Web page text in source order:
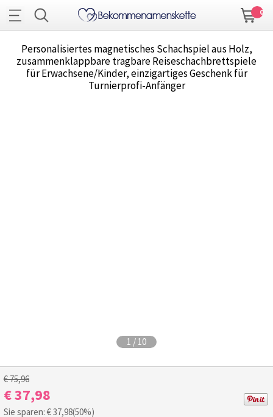
0
Personalisiertes magnetisches Schachspiel aus Holz,
zusammenklappbare tragbare Reiseschachbrettspiele
für Erwachsene/Kinder, einzigartiges Geschenk für
Turnierprofi-Anfänger
1 / 10
€ 75,96
€ 37,98
Sie sparen: €37,98(50%)